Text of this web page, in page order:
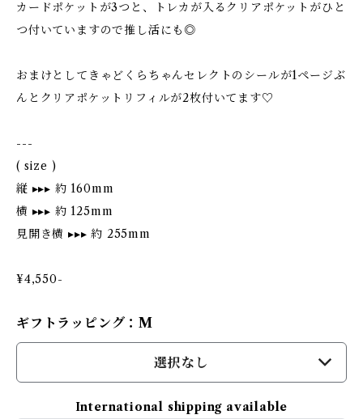
カードポケットが3つと、トレカが入るクリアポケットがひと
つ付いていますので推し活にも◎
おまけとしてきゃどくらちゃんセレクトのシールが1ページぶ
んとクリアポケットリフィルが2枚付いてます♡
---
( size )
縦 ▸▸▸ 約 160mm
横 ▸▸▸ 約 125mm
見開き横 ▸▸▸ 約 255mm
¥4,550-
ギフトラッピング：M
選択なし
International shipping available